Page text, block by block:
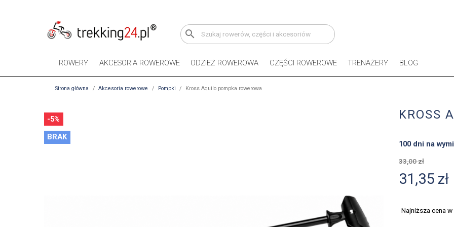
search
ROWERY AKCESORIA ROWEROWE ODZIEŻ ROWEROWA CZĘŚCI ROWEROWE TRENAŻERY BLOG
Strona główna Akcesoria rowerowe Pompki Kross Aquilo pompka rowerowa
-5%
BRAK
KROSS
100 dni na
33,00 zł
31,35 zł
Najniższa cena